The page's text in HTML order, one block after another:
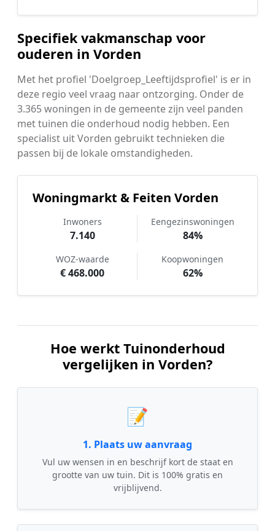
Specifiek vakmanschap voor
ouderen in Vorden
Met het profiel 'Doelgroep_Leeftijdsprofiel' is er in
deze regio veel vraag naar ontzorging. Onder de
3.365 woningen in de gemeente zijn veel panden
met tuinen die onderhoud nodig hebben. Een
specialist uit Vorden gebruikt technieken die
passen bij de lokale omstandigheden.
Woningmarkt & Feiten Vorden
Inwoners
7.140
Eengezinswoningen
84%
WOZ-waarde
€ 468.000
Koopwoningen
62%
Hoe werkt Tuinonderhoud
vergelijken in Vorden?
📝
1. Plaats uw aanvraag
Vul uw wensen in en beschrijf kort de staat en
grootte van uw tuin. Dit is 100% gratis en
vrijblijvend.